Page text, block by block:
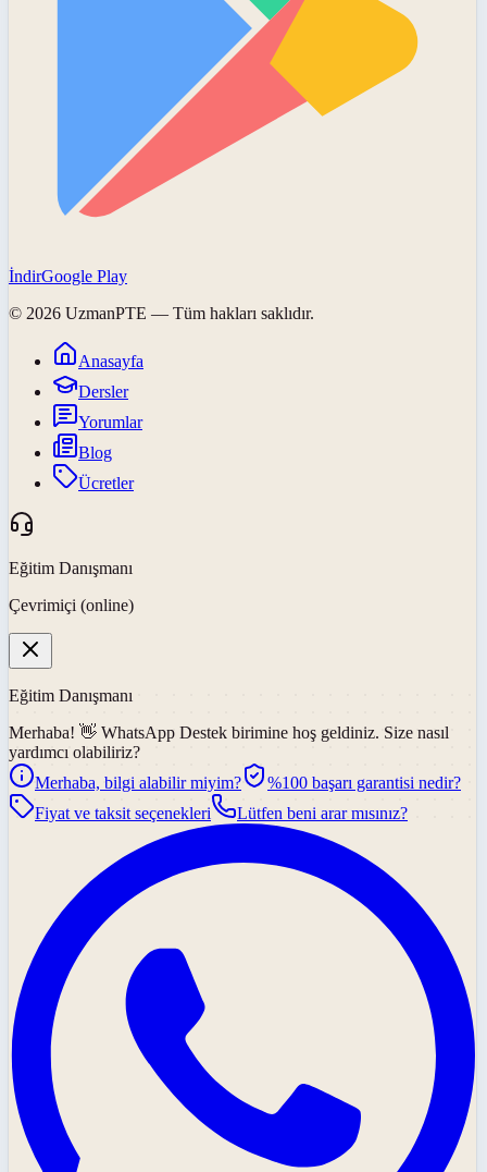
İndirGoogle Play
© 2026 UzmanPTE — Tüm hakları saklıdır.
Anasayfa
Dersler
Yorumlar
Blog
Ücretler
Eğitim Danışmanı
Çevrimiçi (online)
Eğitim Danışmanı
Merhaba! 👋 WhatsApp Destek birimine hoş geldiniz. Size nasıl
yardımcı olabiliriz?
Merhaba, bilgi alabilir miyim?
%100 başarı garantisi nedir?
Fiyat ve taksit seçenekleri
Lütfen beni arar mısınız?